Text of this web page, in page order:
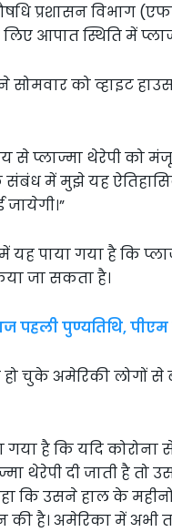
प्रशासन विभाग
आपात स्थिति में
ने सोमवार को व्हाइट
से प्लाज्मा थेरेपी को
में मुझे यह
यह पाया गया है कि
जा सकता है।
पुण्यतिथि, पीएम
हो चुके अमेरिकी
है कि यदि कोरोना
थेरेपी दी जाती है तो
कि उसने हाल के
की है। अमेरिका में